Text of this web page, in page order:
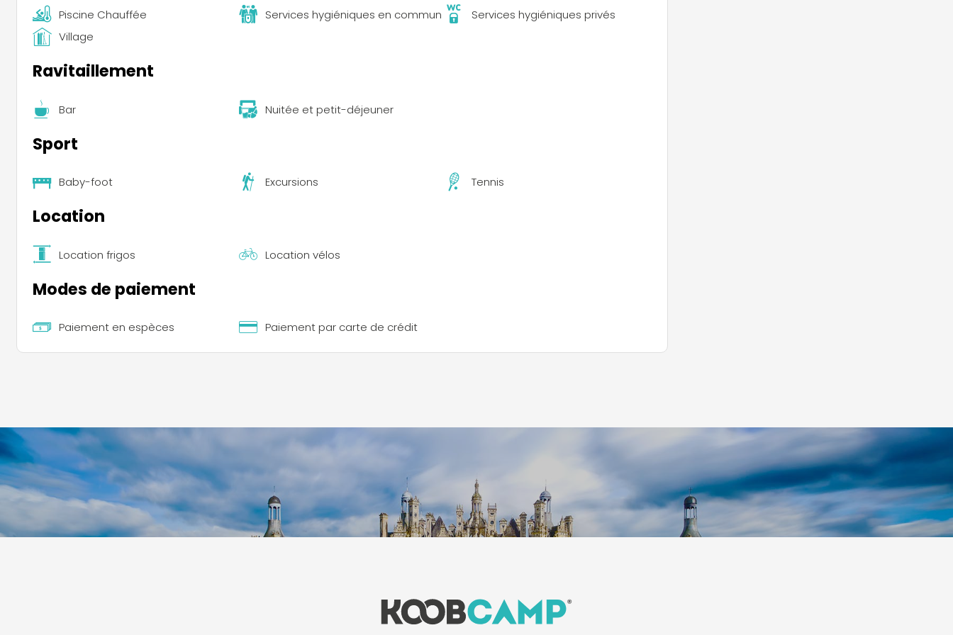
Piscine Chauffée Services hygiéniques en commun
Services hygiéniques privés
Village
Ravitaillement
Bar Nuitée et petit-déjeuner
Sport
Baby-foot Excursions Tennis
Location
Location frigos Location vélos
Modes de paiement
Paiement en espèces Paiement par carte de crédit